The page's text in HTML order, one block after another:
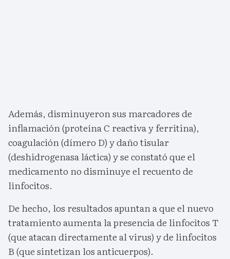
Además, disminuyeron sus marcadores de
inflamación (proteína C reactiva y ferritina),
coagulación (dímero D) y daño tisular
(deshidrogenasa láctica) y se constató que el
medicamento no disminuye el recuento de
linfocitos.
De hecho, los resultados apuntan a que el nuevo
tratamiento aumenta la presencia de linfocitos T
(que atacan directamente al virus) y de linfocitos
B (que sintetizan los anticuerpos).